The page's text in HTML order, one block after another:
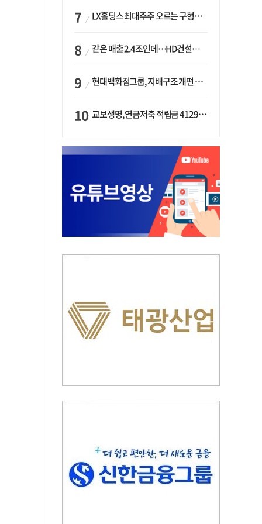
LX홀딩스 최대주주 오르는 구형모 사장…계열사 실적 개선 ‘과제’
같은 매출 2.4조인데…HD건설기계·두산밥캣, 성장 동력 갈렸다
현대백화점그룹, 지배구조 개편 작업…지주사 행위제한 요건 해소
교보생명, 연금저축 적립금 4129억 증가 ‘1위’…KB라이프는 최대 감소율